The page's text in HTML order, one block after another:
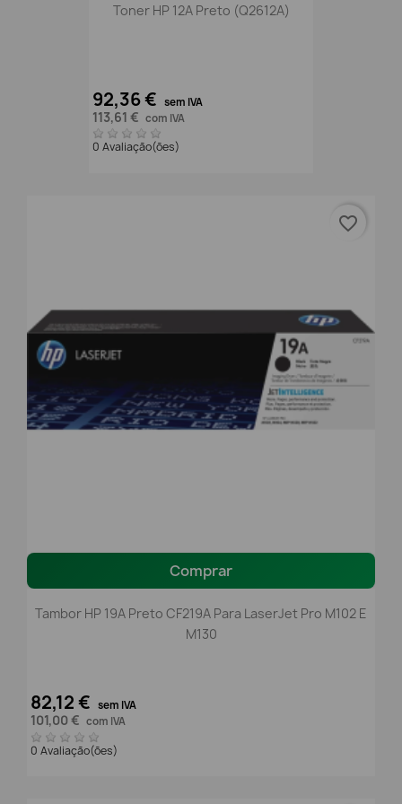
Toner HP 12A Preto (Q2612A)
92,36 € sem IVA
113,61 € com IVA
0 Avaliação(ões)
Comprar
Tambor HP 19A Preto CF219A Para LaserJet Pro M102 E
M130
82,12 € sem IVA
101,00 € com IVA
0 Avaliação(ões)
favorite_border